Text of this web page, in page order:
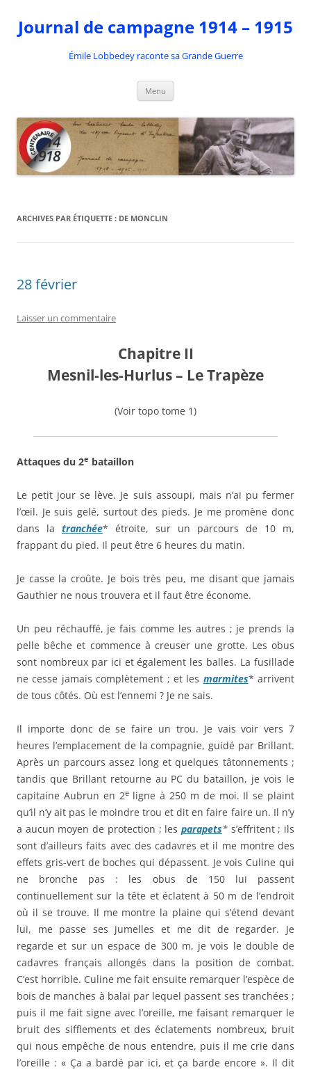
contenu
Journal de campagne 1914 – 1915
Émile Lobbedey raconte sa Grande Guerre
Menu
ARCHIVES PAR ÉTIQUETTE : DE MONCLIN
28 février
Laisser un commentaire
Chapitre II
Mesnil-les-Hurlus – Le Trapèze
(Voir topo tome 1)
Attaques du 2e bataillon
Le petit jour se lève. Je suis assoupi, mais n’ai pu fermer
l’œil. Je suis gelé, surtout des pieds. Je me promène donc
dans la tranchée* étroite, sur un parcours de 10 m,
frappant du pied. Il peut être 6 heures du matin.
Je casse la croûte. Je bois très peu, me disant que jamais
Gauthier ne nous trouvera et il faut être économe.
Un peu réchauffé, je fais comme les autres ; je prends la
pelle bêche et commence à creuser une grotte. Les obus
sont nombreux par ici et également les balles. La fusillade
ne cesse jamais complètement ; et les marmites* arrivent
de tous côtés. Où est l’ennemi ? Je ne sais.
Il importe donc de se faire un trou. Je vais voir vers 7
heures l’emplacement de la compagnie, guidé par Brillant.
Après un parcours assez long et quelques tâtonnements ;
tandis que Brillant retourne au PC du bataillon, je vois le
capitaine Aubrun en 2eligne à 250 m de moi. Il se plaint
qu’il n’y ait pas le moindre trou et dit en faire faire un. Il n’y
a aucun moyen de protection ; les parapets* s’effritent ; ils
sont d’ailleurs faits avec des cadavres et il me montre des
effets gris-vert de boches qui dépassent. Je vois Culine qui
ne bronche pas : les obus de 150 lui passent
continuellement sur la tête et éclatent à 50 m de l’endroit
où il se trouve. Il me montre la plaine qui s’étend devant
lui, me passe ses jumelles et me dit de regarder. Je
regarde et sur un espace de 300 m, je vois le double de
cadavres français allongés dans la position de combat.
C’est horrible. Culine me fait ensuite remarquer l’espèce de
bois de manches à balai par lequel passent ses tranchées ;
puis il me fait signe avec l’oreille, me faisant remarquer le
bruit des sifflements et des éclatements nombreux, bruit
qui nous empêche de nous entendre, puis il me crie dans
l’oreille : « Ça a bardé par ici, et ça barde encore ». Il dit